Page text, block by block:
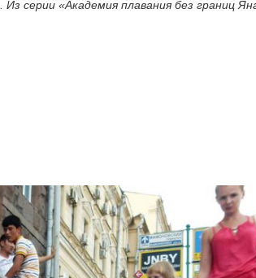
серии «Академия плавания без границ